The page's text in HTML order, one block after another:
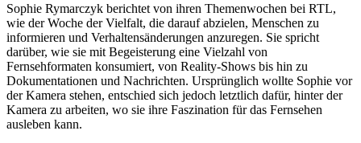
Sophie Rymarczyk berichtet von ihren Themenwochen bei RTL,
wie der Woche der Vielfalt, die darauf abzielen, Menschen zu
informieren und Verhaltensänderungen anzuregen. Sie spricht
darüber, wie sie mit Begeisterung eine Vielzahl von
Fernsehformaten konsumiert, von Reality-Shows bis hin zu
Dokumentationen und Nachrichten. Ursprünglich wollte Sophie vor
der Kamera stehen, entschied sich jedoch letztlich dafür, hinter der
Kamera zu arbeiten, wo sie ihre Faszination für das Fernsehen
ausleben kann.